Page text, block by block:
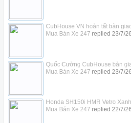
CubHouse VN hoàn tất bàn
Mua Bán Xe 247 replied 23/7/26
Quốc Cường CubHouse bàn
Mua Bán Xe 247 replied 23/7/26
Honda SH150i HMR Vetro
Mua Bán Xe 247 replied 22/7/26